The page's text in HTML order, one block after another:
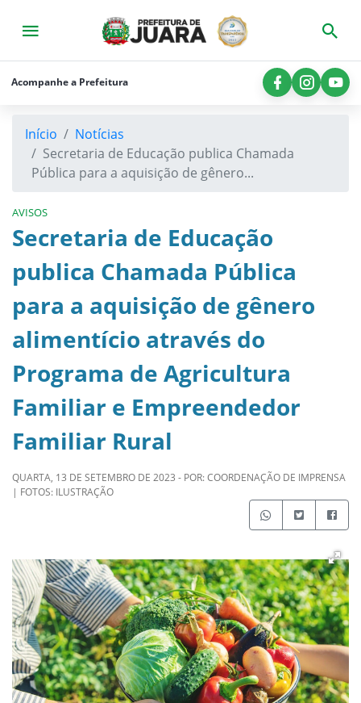
Início
A
Prefeitura
Consultas
Imprensa
Contato
×
Acompanhe a Prefeitura
Início
Notícias
Secretaria de Educação publica Chamada
Pública para a aquisição de gênero...
AVISOS
Secretaria de Educação
publica Chamada Pública
para a aquisição de gênero
alimentício através do
Programa de Agricultura
Familiar e Empreendedor
Familiar Rural
QUARTA, 13 DE SETEMBRO DE 2023 - POR: COORDENAÇÃO DE IMPRENSA
| FOTOS: ILUSTRAÇÃO